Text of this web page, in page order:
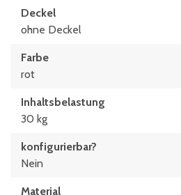
Deckel
ohne Deckel
Farbe
rot
Inhaltsbelastung
30 kg
konfigurierbar?
Nein
Material